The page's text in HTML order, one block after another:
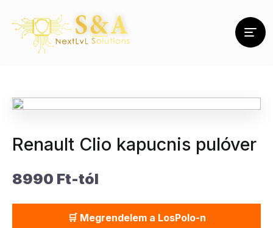
Renault Clio kapucnis pulóver
8990 Ft-tól
🛒 Megrendelem a LosPolo-n